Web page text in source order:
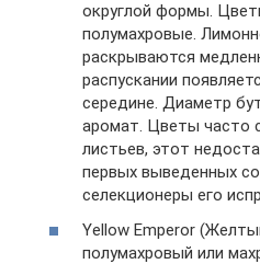
округлой формы.
полумахровые.
раскрываются
распускании
середине. Диаметр
аромат. Цветы часто
листьев, этот
первых выведенных
селекционеры его
Yellow Emperor
полумахровый или